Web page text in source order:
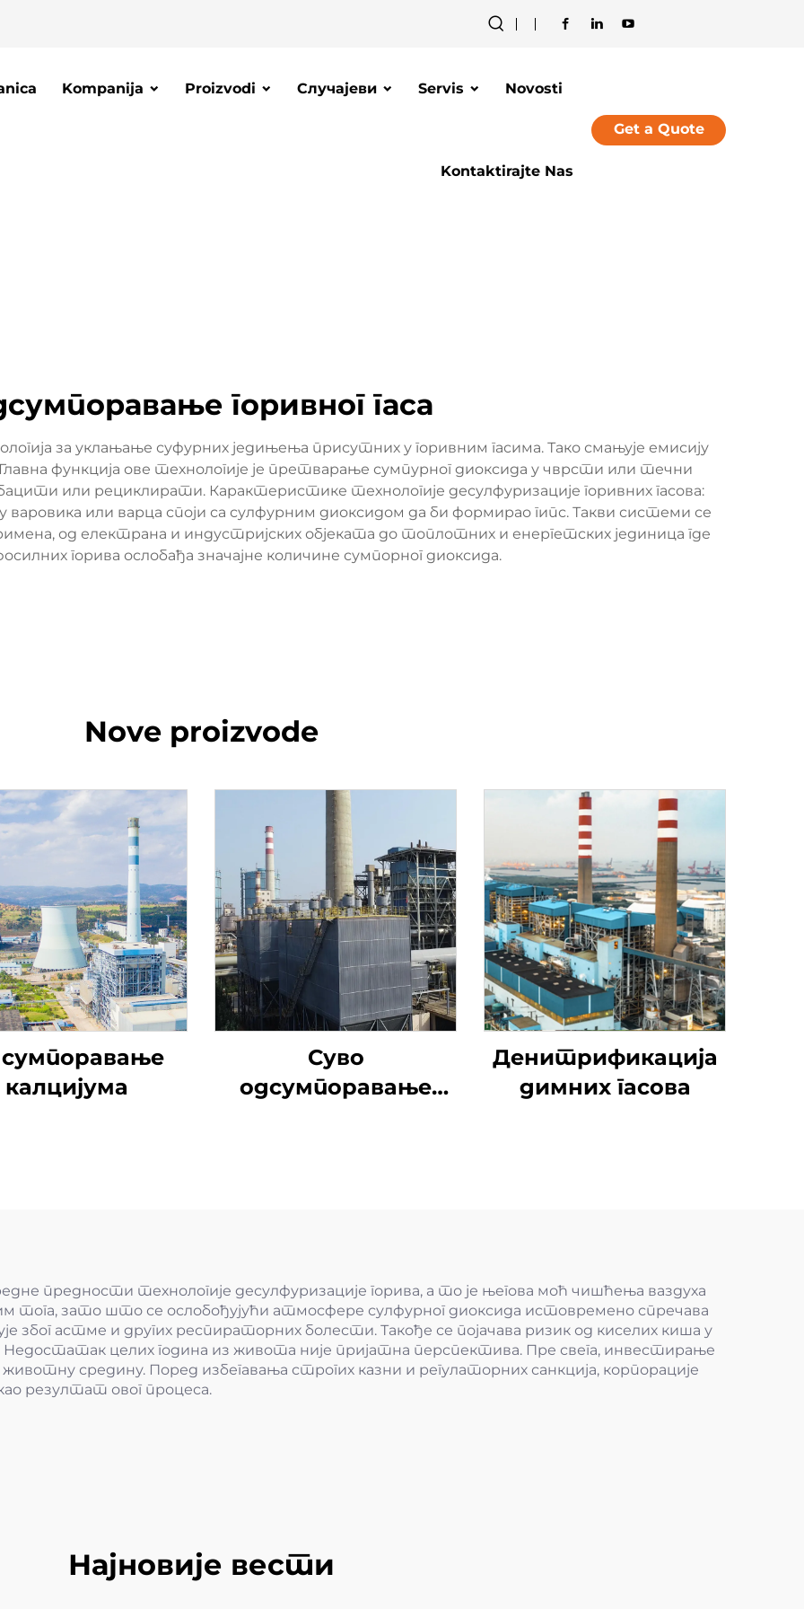
Kompanija Proizvodi Случајеви Servis Novosti
Kontaktirajte Nas
Get a Quote
горивног гаса
за уклањање суфурних једињења присутних у горивним гасима. Тако смањује емисију
функција ове технологије је претварање сумпурног диоксида у чврсти или течни
или рециклирати. Карактеристике технологије десулфуризације горивних гасова:
варовика или варца споји са сулфурним диоксидом да би формирао гипс. Такви системи се
од електрана и индустријских објеката до топлотних и енергетских јединица где
горива ослобађа значајне количине сумпорног диоксида.
Nove proizvode
калцијума
Суво
одсумпоравање
Денитрификација
димних гасова
предности технологије десулфуризације горива, а то је његова моћ чишћења ваздуха
тога, зато што се ослобођујући атмосфере сулфурног диоксида истовремено спречава
због астме и других респираторних болести. Такође се појачава ризик од киселих киша у
целих година из живота није пријатна перспектива. Пре свега, инвестирање
животну средину. Поред избегавања строгих казни и регулаторних санкција, корпорације
резултат овог процеса.
Најновије вести